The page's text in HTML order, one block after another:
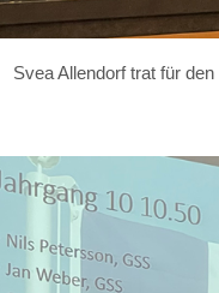
Svea Allendorf trat für